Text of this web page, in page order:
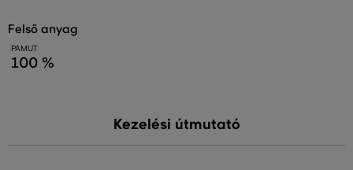
felső anyag
PAMUT
100 %
Kezelési útmutató